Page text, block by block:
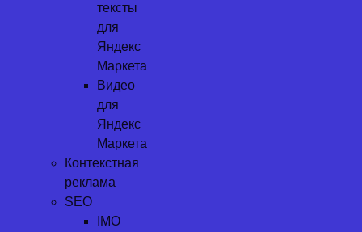
тексты
для
Яндекс
Маркета
Видео
для
Яндекс
Маркета
Контекстная
реклама
SEO
IMO